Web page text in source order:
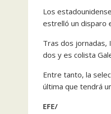
Los
estrelló un disparo
Tras dos jornadas,
dos y es colista
Entre tanto, la
última que tendrá
EFE/